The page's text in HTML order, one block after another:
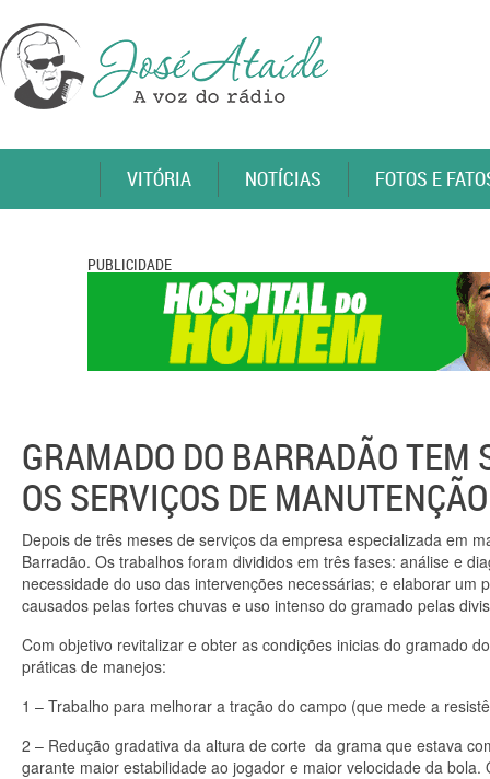
VITÓRIA NOTÍCIAS FOTOS E
PUBLICIDADE
GRAMADO DO BARRADÃO
OS SERVIÇOS DE MANUTENÇÃO
Depois de três meses de serviços da empresa especializada em
Barradão. Os trabalhos foram divididos em três fases: análise e
necessidade do uso das intervenções necessárias; e elaborar
causados pelas fortes chuvas e uso intenso do gramado pelas
Com objetivo revitalizar e obter as condições inicias do gramado
práticas de manejos:
1 – Trabalho para melhorar a tração do campo (que mede a
2 – Redução gradativa da altura de corte da grama que estava
garante maior estabilidade ao jogador e maior velocidade da